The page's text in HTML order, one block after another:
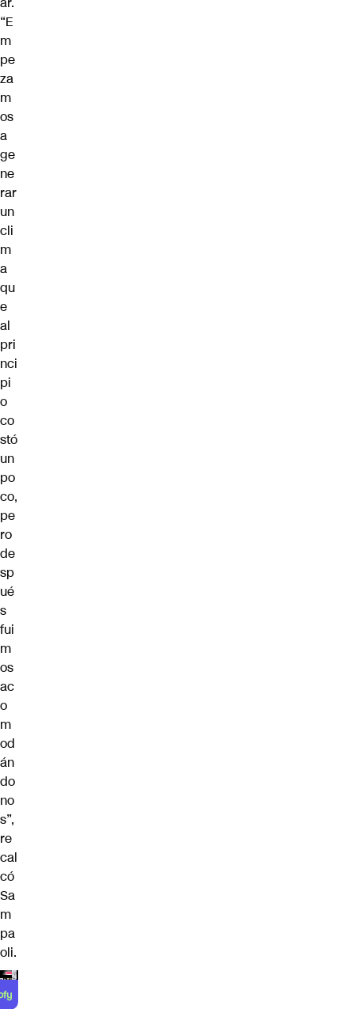
“E
m
pe
za
m
os
a
ge
ne
rar
un
cli
m
a
qu
e
al
pri
nci
pi
o
co
stó
un
po
co,
pe
ro
de
sp
ué
s
fui
m
os
ac
o
m
od
án
do
no
s”,
re
cal
có
Sa
m
pa
oli.